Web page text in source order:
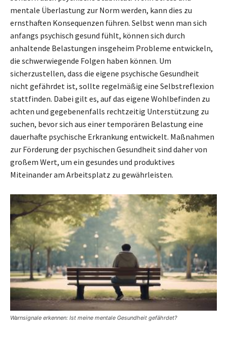
mentale Überlastung zur Norm werden, kann dies zu
ernsthaften Konsequenzen führen. Selbst wenn man sich
anfangs psychisch gesund fühlt, können sich durch
anhaltende Belastungen insgeheim Probleme entwickeln,
die schwerwiegende Folgen haben können. Um
sicherzustellen, dass die eigene psychische Gesundheit
nicht gefährdet ist, sollte regelmäßig eine Selbstreflexion
stattfinden. Dabei gilt es, auf das eigene Wohlbefinden zu
achten und gegebenenfalls rechtzeitig Unterstützung zu
suchen, bevor sich aus einer temporären Belastung eine
dauerhafte psychische Erkrankung entwickelt. Maßnahmen
zur Förderung der psychischen Gesundheit sind daher von
großem Wert, um ein gesundes und produktives
Miteinander am Arbeitsplatz zu gewährleisten.
Warnsignale erkennen: Ist meine mentale Gesundheit gefährdet?